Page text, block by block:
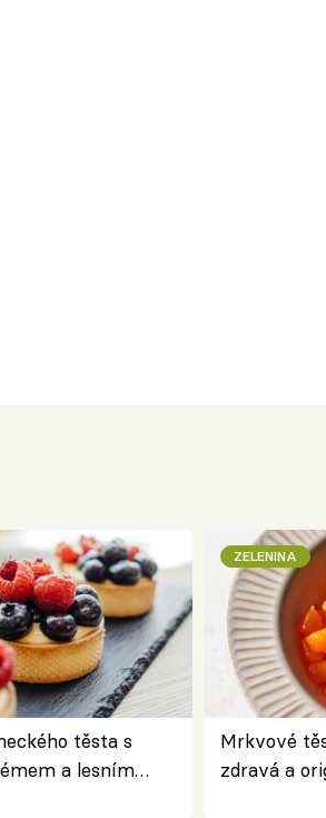
těsta s
a lesním
ZELENINA
Mrkvové
zdravá a